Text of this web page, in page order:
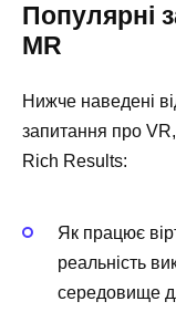
Популярні
MR
Нижче наведені
запитання про
Rich Results:
Як працює
реальність
середовище